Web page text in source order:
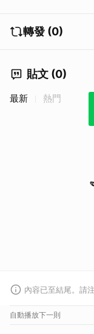
脆弱的暫時性的工程的
卓榮泰，傍晚親自坐鎮
打氣了，這一次又是結
的挑戰更大，可能的
中央政府跟地方政府唯
院長交頭接耳報告，因
大力道，穩定民生物價
部，行政團隊繃緊神經
長黃偉哲vs.行政院長
07280802的風災水災
準衡量，台南電信通訊
如何，現在大致穩定，
成接通。」 728水災剛
／民視新聞）花蓮縣長
部都來處理，縣長我們
轉發 (0)
貼文 (0)
最新 熱門
內容已至結尾。請
自動播放下一則